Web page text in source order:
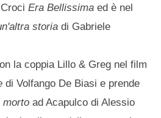
CrociEra Bellissima ed è nel
storia di Gabriele
la coppia Lillo & Greg nel film
di Volfango De Biasi e prende
morto ad Acapulco di Alessio